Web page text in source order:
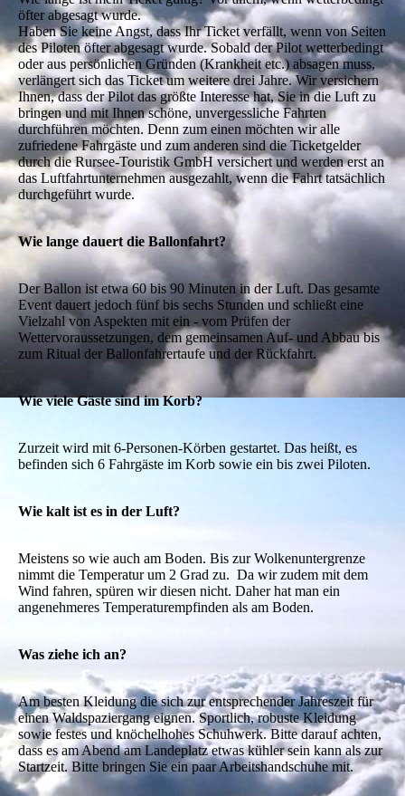
öfter abgesagt wurde.
Haben Sie keine Angst, dass Ihr Ticket verfällt, wenn von Seiten
des Piloten öfter abgesagt wurde. Sobald der Pilot wetterbedingt
oder aus persönlichen Gründen (Krankheit etc.) absagen muss,
verlängert sich das Ticket um weitere drei Jahre. Wir versichern
Ihnen, dass der Pilot das größte Interesse hat, Sie in die Luft zu
bringen und mit Ihnen schöne, unvergessliche Fahrten
durchführen möchten. Denn zum einen möchten wir alle
zufriedene Fahrgäste und zum anderen sind die Ticketgelder
durch die Rursee-Touristik GmbH versichert und werden erst an
das Luftfahrtunternehmen ausgezahlt, wenn die Fahrt tatsächlich
durchgeführt wurde.
Wie lange dauert die Ballonfahrt?
Der Ballon ist etwa 60 bis 90 Minuten in der Luft. Das gesamte
Event dauert jedoch fünf bis sechs Stunden und schließt eine
Vielzahl von Aspekten mit ein - vom Prüfen der
Wettervoraussetzungen, dem gemeinsamen Auf- und Abbau bis
zum Ritual der Ballonfahrertaufe und der Rückfahrt.
Wie viele Gäste sind im Korb?
Zurzeit wird mit 6-Personen-Körben gestartet. Das heißt, es
befinden sich 6 Fahrgäste im Korb sowie ein bis zwei Piloten.
Wie kalt ist es in der Luft?
Meistens so wie auch am Boden. Bis zur Wolkenuntergrenze
nimmt die Temperatur um 2 Grad zu. Da wir zudem mit dem
Wind fahren, spüren wir diesen nicht. Daher hat man ein
angenehmeres Temperaturempfinden als am Boden.
Was ziehe ich an?
Am besten Kleidung die sich zur entsprechender Jahreszeit für
einen Waldspaziergang eignen. Sportlich, robuste Kleidung
sowie festes und knöchelhohes Schuhwerk. Bitte darauf achten,
dass es am Abend am Landeplatz etwas kühler sein kann als zur
Startzeit. Bitte bringen Sie ein paar Arbeitshandschuhe mit.